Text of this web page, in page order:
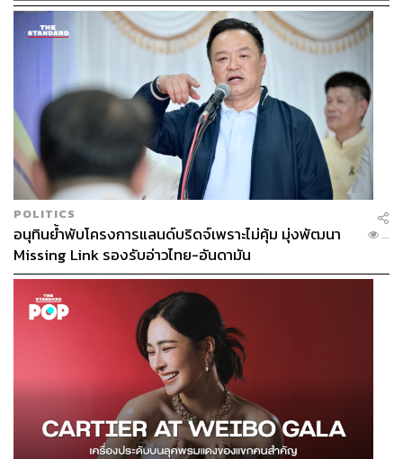
POLITICS
อนุทินย้ำพับโครงการแลนด์บริดจ์เพราะไม่คุ้ม มุ่งพัฒนา
Missing Link รองรับอ่าวไทย-อันดามัน
...